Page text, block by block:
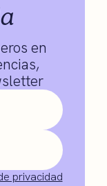
en
privacidad